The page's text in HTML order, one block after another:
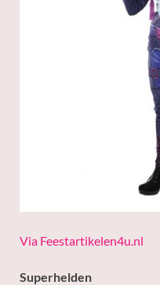
Via Feestartikelen4u.nl
Superhelden